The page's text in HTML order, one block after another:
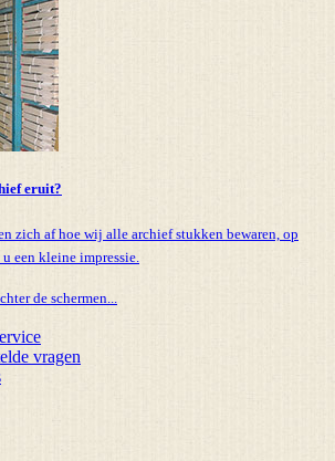
eruit?
zich af hoe wij alle archief stukken bewaren, op
een kleine impressie.
de schermen...
vragen